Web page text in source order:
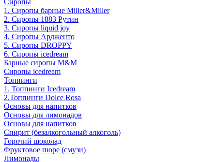
Сиропы
1. Сиропы барные Miller&Miller
2. Сиропы 1883 Рутин
3. Cиропы liquid joy
4. Cиропы Ардженто
5. Сиропы DROPPY
6. Сиропы icedream
Барные сиропы M&M
Сиропы icedream
Топпинги
1. Топпинги Icedream
2.Топпинги Dolce Rosa
Основы для напитков
Основы для лимонадов
Основы для напитков
Спирит (безалкогольный алкоголь)
Горячий шоколад
Фруктовое пюре (смузи)
Лимонады